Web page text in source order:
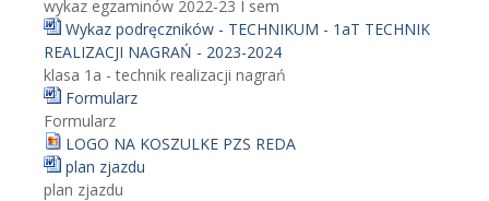
wykaz egzaminów 2022-23 I sem
Wykaz podręczników - TECHNIKUM - 1aT TECHNIK
REALIZACJI NAGRAŃ - 2023-2024
klasa 1a - technik realizacji nagrań
Formularz
Formularz
LOGO NA KOSZULKE PZS REDA
plan zjazdu
plan zjazdu